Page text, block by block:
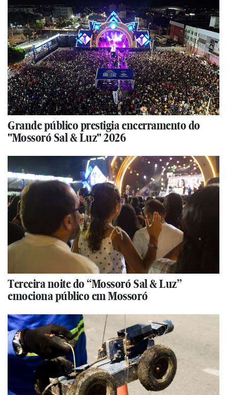
Grande público prestigia encerramento do
"Mossoró Sal & Luz" 2026
Terceira noite do “Mossoró Sal & Luz”
emociona público em Mossoró